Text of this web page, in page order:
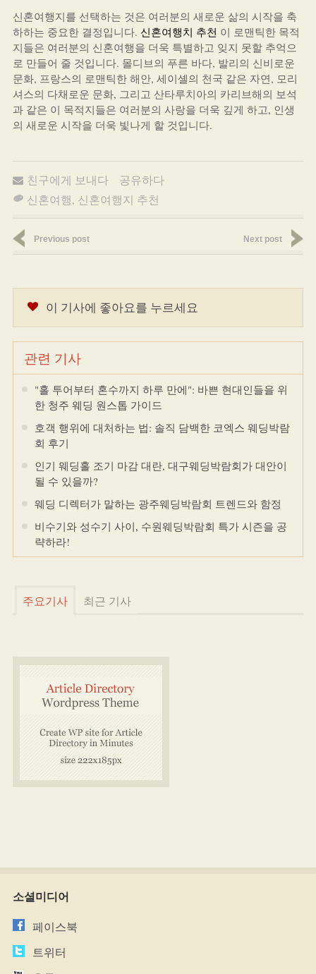
신혼여행지를 선택하는 것은 여러분의 새로운 삶의 시작을 축
하하는 중요한 결정입니다. 신혼여행치 추천 이 로맨틱한 목적
지들은 여러분의 신혼여행을 더욱 특별하고 잊지 못할 추억으
로 만들어 줄 것입니다. 몰디브의 푸른 바다, 발리의 신비로운
문화, 프랑스의 로맨틱한 해안, 세이셸의 천국 같은 자연, 모리
셔스의 다채로운 문화, 그리고 산타루치아의 카리브해의 보석
과 같은 이 목적지들은 여러분의 사랑을 더욱 깊게 하고, 인생
의 새로운 시작을 더욱 빛나게 할 것입니다.
친구에게 보내다
공유하다
신혼여행, 신혼여행지 추천
Previous post Next post
이 기사에 좋아요를 누르세요
관련 기사
"홀 투어부터 혼수까지 하루 만에": 바쁜 현대인들을 위
한 청주 웨딩 원스톱 가이드
호객 행위에 대처하는 법: 솔직 담백한 코엑스 웨딩박람
회 후기
인기 웨딩홀 조기 마감 대란, 대구웨딩박람회가 대안이
될 수 있을까?
웨딩 디렉터가 말하는 광주웨딩박람회 트렌드와 함정
비수기와 성수기 사이, 수원웨딩박람회 특가 시즌을 공
략하라!
주요기사 최근 기사
소셜미디어
페이스북
트위터